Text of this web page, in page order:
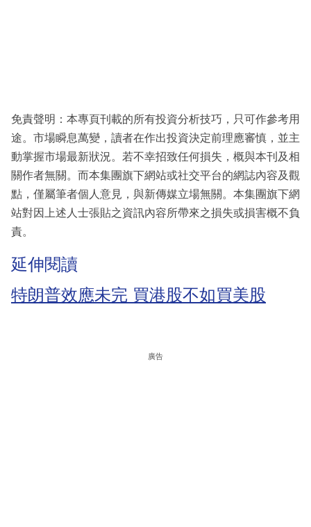
免責聲明：本專頁刊載的所有投資分析技巧，只可作參考用
途。市場瞬息萬變，讀者在作出投資決定前理應審慎，並主
動掌握市場最新狀況。若不幸招致任何損失，概與本刊及相
關作者無關。而本集團旗下網站或社交平台的網誌內容及觀
點，僅屬筆者個人意見，與新傳媒立場無關。本集團旗下網
站對因上述人士張貼之資訊內容所帶來之損失或損害概不負
責。
延伸閱讀
特朗普效應未完 買港股不如買美股
廣告